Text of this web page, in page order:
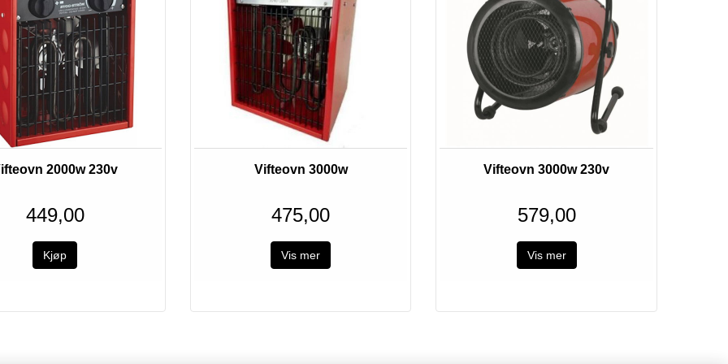
2000w 230v
449,00
Utsolgt
Vifteovn 3000w
475,00
Vis mer
Vifteovn 3000w 230v
579,00
Vis mer